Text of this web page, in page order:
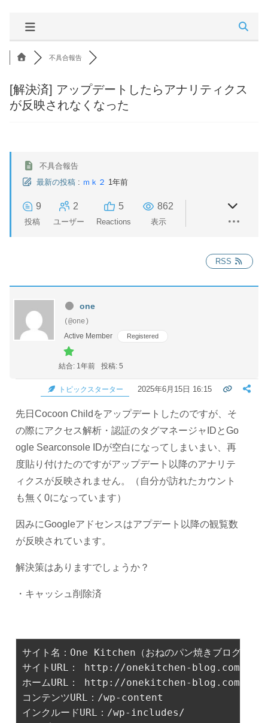
不具合報告
[解決済] アップデートしたらアナリティクス
が反映されなくなった
不具合報告
最新の投稿 : ｍｋ２ 1年前
9
投稿
2
ユーザー
5
Reactions
862
表示
RSS
one
(@one)
Active Member
Registered
結合: 1年前 投稿: 5
トピックスターター 2025年6月15日 16:15
先日Cocoon Childをアップデートしたのですが、そ
の際にアクセス解析・認証のタグマネージャIDとGo
ogle Searconsole IDが空白になってしまいまい、再
度貼り付けたのですがアップデート以降のアナリテ
ィクスが反映されません。（自分が訪れたカウント
も無く0になっています）
因みにGoogleアドセンスはアプデート以降の観覧数
が反映されています。
解決策はありますでしょうか？
・キャッシュ削除済
サイト名：One Kitchen（おねのパン焼きブログ）
サイトURL： http://onekitchen-blog.com
ホームURL： http://onekitchen-blog.com
コンテンツURL：/wp-content
インクルードURL：/wp-includes/